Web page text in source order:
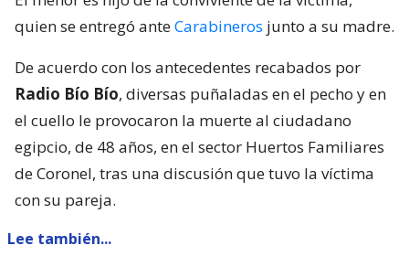
quien se entregó anteCarabineros junto a su madre.
De acuerdo con los antecedentes recabados por
Radio Bío Bío, diversas puñaladas en el pecho y en
el cuello le provocaron la muerte al ciudadano
egipcio, de 48 años, en el sector Huertos Familiares
de Coronel, tras una discusión que tuvo la víctima
con su pareja.
Lee también...